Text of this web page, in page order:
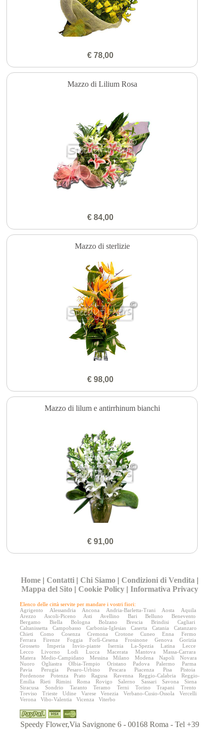
€ 78,00
Mazzo di Lilium Rosa
€ 84,00
Mazzo di sterlizie
€ 98,00
Mazzo di lilum e antirrhinum bianchi
€ 91,00
Home | Contatti | Chi Siamo | Condizioni di Vendita |
Mappa del Sito | Cookie Policy |Informativa Privacy
Elenco delle città servite per mandare i vostri fiori:
Agrigento
Alessandria Ancona Andria-Barletta-Trani Aosta
Aquila
Arezzo
Ascoli-Piceno Asti Avellino Bari Belluno
Benevento
Bergamo
Biella Bologna Bolzano Brescia Brindisi
Cagliari
Caltanissetta
Campobasso Carbonia-Iglesias Caserta Catania
Catanzaro
Chieti
Como Cosenza Cremona Crotone Cuneo Enna
Fermo
Ferrara
Firenze Foggia Forlì-Cesena Frosinone Genova
Gorizia
Grosseto
Imperia Invio-piante Isernia La-Spezia Latina
Lecce
Lecco
Livorno Lodi Lucca Macerata Mantova
Massa-Carrara
Matera
Medio-Campidano Messina Milano Modena Napoli
Novara
Nuoro
Ogliastra Olbia-Tempio Oristano Padova Palermo
Parma
Pavia
Perugia Pesaro-Urbino Pescara Piacenza Pisa
Pistoia
Pordenone
Potenza Prato Ragusa Ravenna Reggio-Calabria
Reggio-
Emilia
Rieti Rimini Roma Rovigo Salerno Sassari Savona
Siena
Siracusa
Sondrio Taranto Teramo Terni Torino Trapani
Trento
Treviso
Trieste Udine Varese Venezia Verbano-Cusio-Ossola
Vercelli
Verona
Vibo-Valentia Vicenza Viterbo
Speedy Flower,Via Savignone 6 - 00168 Roma - Tel +39